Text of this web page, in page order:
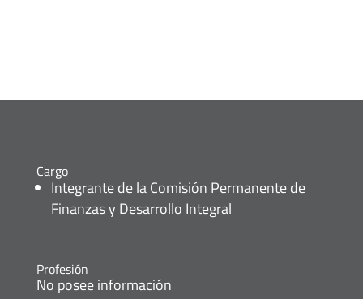
Cargo
Integrante de la Comisión Permanente de
Finanzas y Desarrollo Integral
Profesión
No posee información